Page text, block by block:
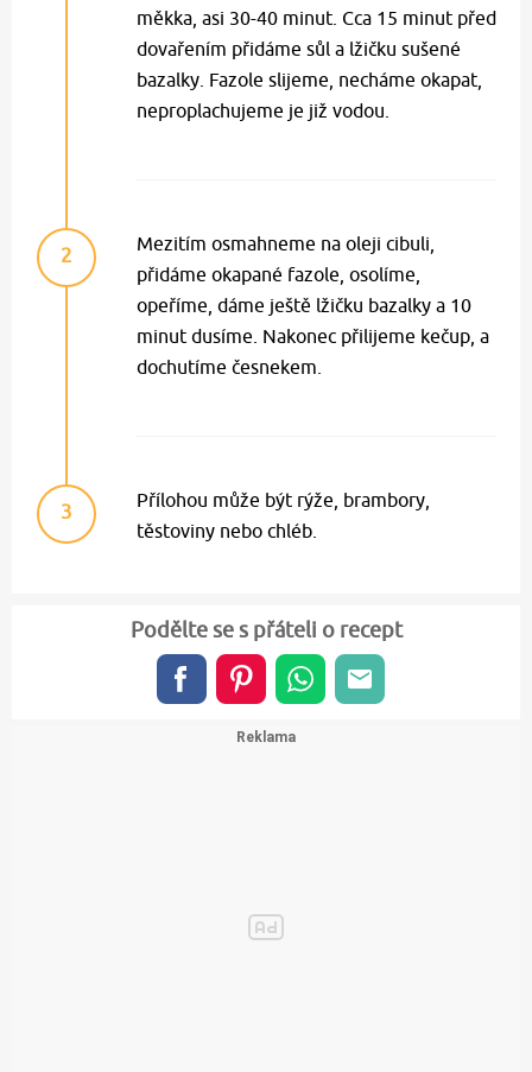
měkka, asi 30-40 minut. Cca 15 minut před
dovařením přidáme sůl a lžičku sušené
bazalky. Fazole slijeme, necháme okapat,
neproplachujeme je již vodou.
2
Mezitím osmahneme na oleji cibuli,
přidáme okapané fazole, osolíme,
opeříme, dáme ještě lžičku bazalky a 10
minut dusíme. Nakonec přilijeme kečup, a
dochutíme česnekem.
3
Přílohou může být rýže, brambory,
těstoviny nebo chléb.
Podělte se s přáteli o recept